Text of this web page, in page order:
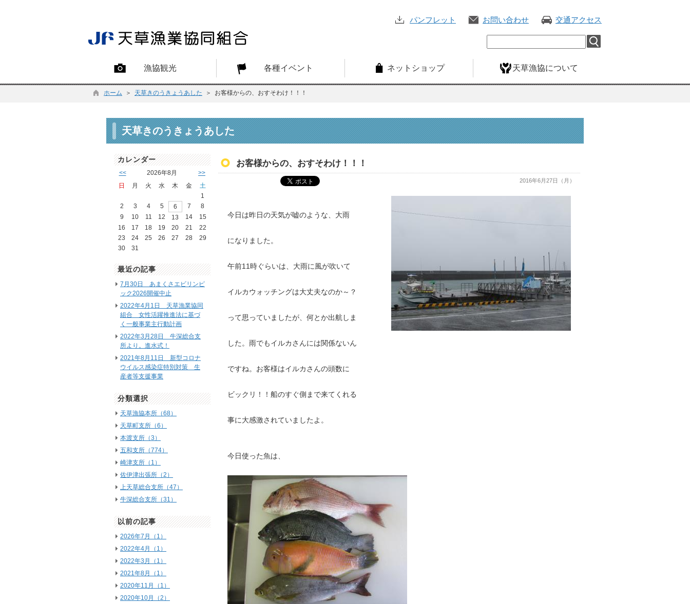
パンフレット お問い合わせ 交通アクセス
漁協観光 各種イベント ネットショップ 天草漁協について
ホーム ＞ 天草きのうきょうあした ＞ お客様からの、おすそわけ！！！
天草きのうきょうあした
カレンダー
<< 2026年8月 >>
日 月 火 水 木 金
土
1
2
3 4 5 6 7
8
9
10 11 12 13 14
15
16
17 18 19 20 21
22
23
24 25 26 27 28
29
30
31
最近の記事
7月30日 あまくさエビリンピ
ック2026開催中止
2022年4月1日 天草漁業協同
組合 女性活躍推進法に基づ
く一般事業主行動計画
2022年3月28日 牛深総合支
所より。進水式！
2021年8月11日 新型コロナ
ウイルス感染症特別対策 生
産者等支援事業
分類選択
天草漁協本所（68）
天草町支所（6）
本渡支所（3）
五和支所（774）
崎津支所（1）
佐伊津出張所（2）
上天草総合支所（47）
牛深総合支所（31）
以前の記事
2026年7月（1）
2022年4月（1）
2022年3月（1）
2021年8月（1）
2020年11月（1）
2020年10月（2）
お客様からの、おすそわけ！！！
2016年6月27日（月）
今日は昨日の天気が嘘のような、大雨
になりました。
午前11時ぐらいは、大雨に風が吹いて
イルカウォッチングは大丈夫なのか～？
って思っていましたが、何とか出航しま
した。雨でもイルカさんには関係ないん
ですね。お客様はイルカさんの頭数に
ビックリ！！船のすぐ側まで来てくれる
事に大感激されていましたよ。
今日使った魚は、